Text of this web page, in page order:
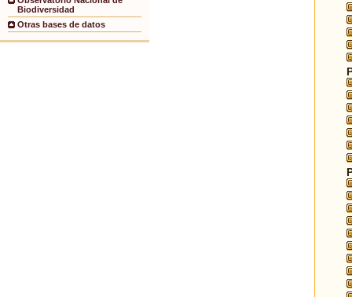
Biodiversidad
Otras bases de datos